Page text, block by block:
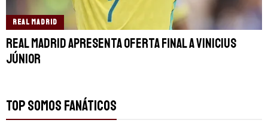
REAL MADRID
Real Madrid apresenta oferta final a Vinicius
Júnior
TOP SOMOS FANÁTICOS